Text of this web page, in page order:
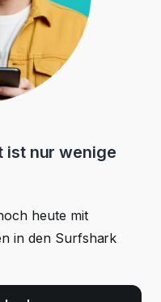
ist nur wenige
heute mit
in den Surfshark